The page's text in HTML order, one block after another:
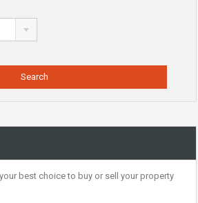
best choice to buy or sell your property